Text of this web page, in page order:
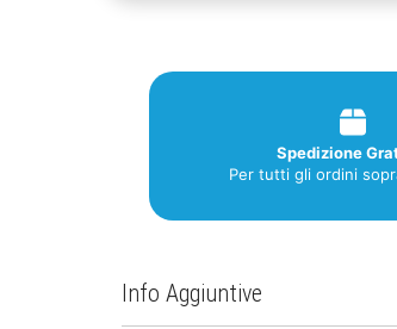
Spedizione
Per tutti gli ordini
Info Aggiuntive